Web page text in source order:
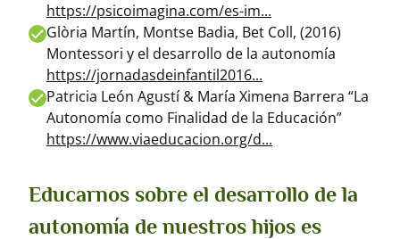
https://psicoimagina.com/es-im...
Glòria Martín, Montse Badia, Bet Coll, (2016)
Montessori y el desarrollo de la autonomía
https://jornadasdeinfantil2016...
Patricia León Agustí & María Ximena Barrera “La
Autonomía como Finalidad de la Educación”
https://www.viaeducacion.org/d...
Educarnos sobre el desarrollo de la
autonomía de nuestros hijos es